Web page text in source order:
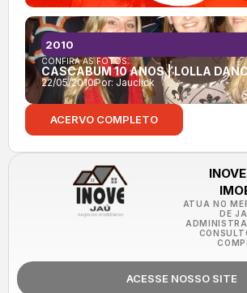
CONFIRA AS FOTOS:
CASCABUM 10 ANOS | LOLLA
22/05/2010Por: Jauclick
2010
ACERVO COMPLETO
ATUA NO
DE
ACESSE NOSSO SITE